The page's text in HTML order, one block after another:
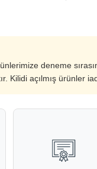
deneme
Kilidi açılmış ürünler